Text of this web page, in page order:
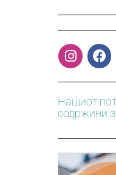
Нашиот
содржини